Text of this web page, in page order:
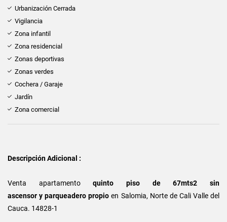
Urbanización Cerrada
Vigilancia
Zona infantil
Zona residencial
Zonas deportivas
Zonas verdes
Cochera / Garaje
Jardín
Zona comercial
Descripción Adicional :
Venta apartamentoquinto piso de 67mts2 sin
ascensor y parqueadero propio en Salomia, Norte de Cali Valle del
Cauca. 14828-1